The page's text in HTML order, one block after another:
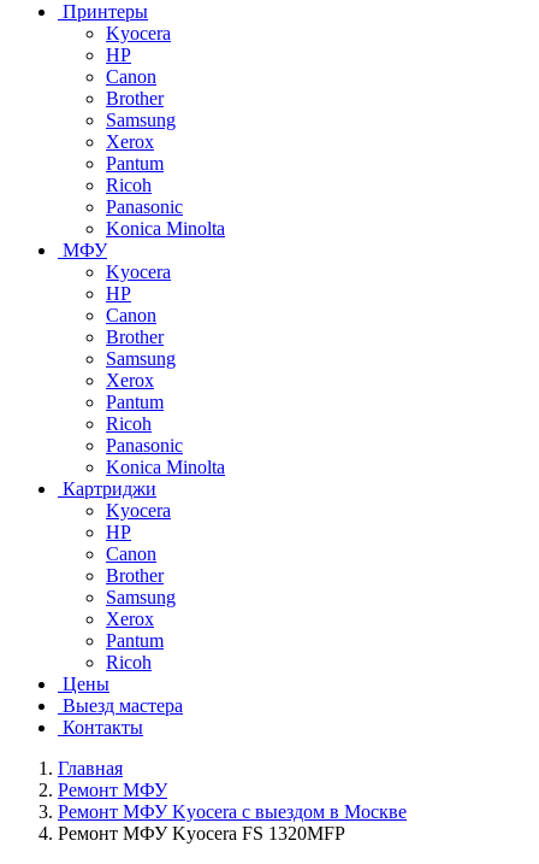
Принтеры
Kyocera
HP
Canon
Brother
Samsung
Xerox
Pantum
Ricoh
Panasonic
Konica Minolta
МФУ
Kyocera
HP
Canon
Brother
Samsung
Xerox
Pantum
Ricoh
Panasonic
Konica Minolta
Картриджи
Kyocera
HP
Canon
Brother
Samsung
Xerox
Pantum
Ricoh
Цены
Выезд мастера
Контакты
Главная
Ремонт МФУ
Ремонт МФУ Kyocera с выездом в Москве
Ремонт МФУ Kyocera FS 1320MFP